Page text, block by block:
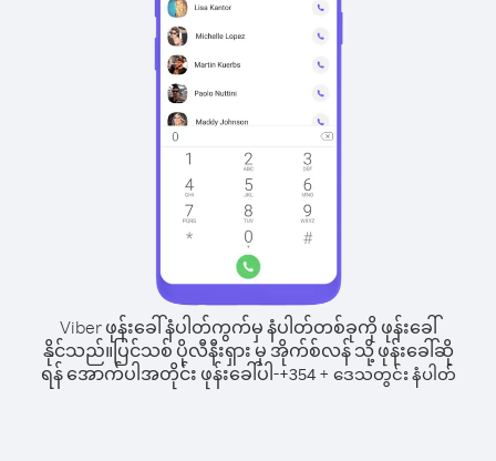
Viber ဖုန်းခေါ်နံပါတ်ကွက်မှ နံပါတ်တစ်ခုကို ဖုန်းခေါ်
နိုင်သည်။ပြင်သစ် ပိုလီနီးရှား မှ အိုက်စ်လန် သို့ ဖုန်းခေါ်ဆို
ရန် အောက်ပါအတိုင်း ဖုန်းခေါ်ပါ-+354+ ဒေသတွင်း နံပါတ်